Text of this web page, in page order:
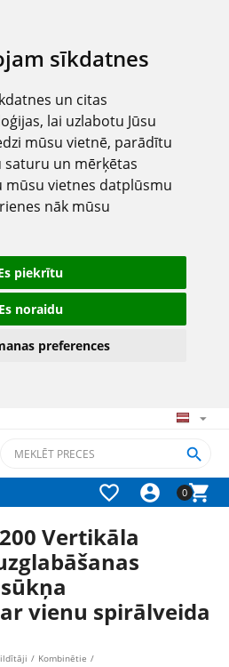
sīkdatnes
un citas
lai uzlabotu Jūsu
mūsu vietnē, parādītu
saturu un mērķētas
mūsu vietnes datplūsmu
nāk mūsu
piekrītu
Es noraidu
preferences
0



200 Vertikāla
vienu spirālveida
/ Kombinētie /